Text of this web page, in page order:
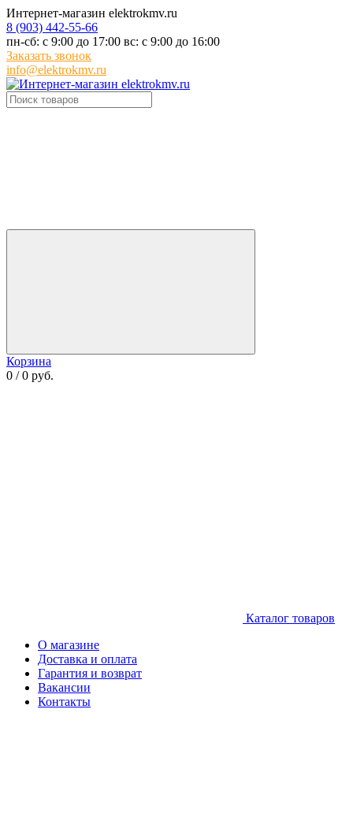
Интернет-магазин elektrokmv.ru
8 (903) 442-55-66
пн-сб: с 9:00 до 17:00 вс: с 9:00 до 16:00
Заказать звонок
info@elektrokmv.ru
Корзина
0 / 0 руб.
Каталог товаров
О магазине
Доставка и оплата
Гарантия и возврат
Вакансии
Контакты